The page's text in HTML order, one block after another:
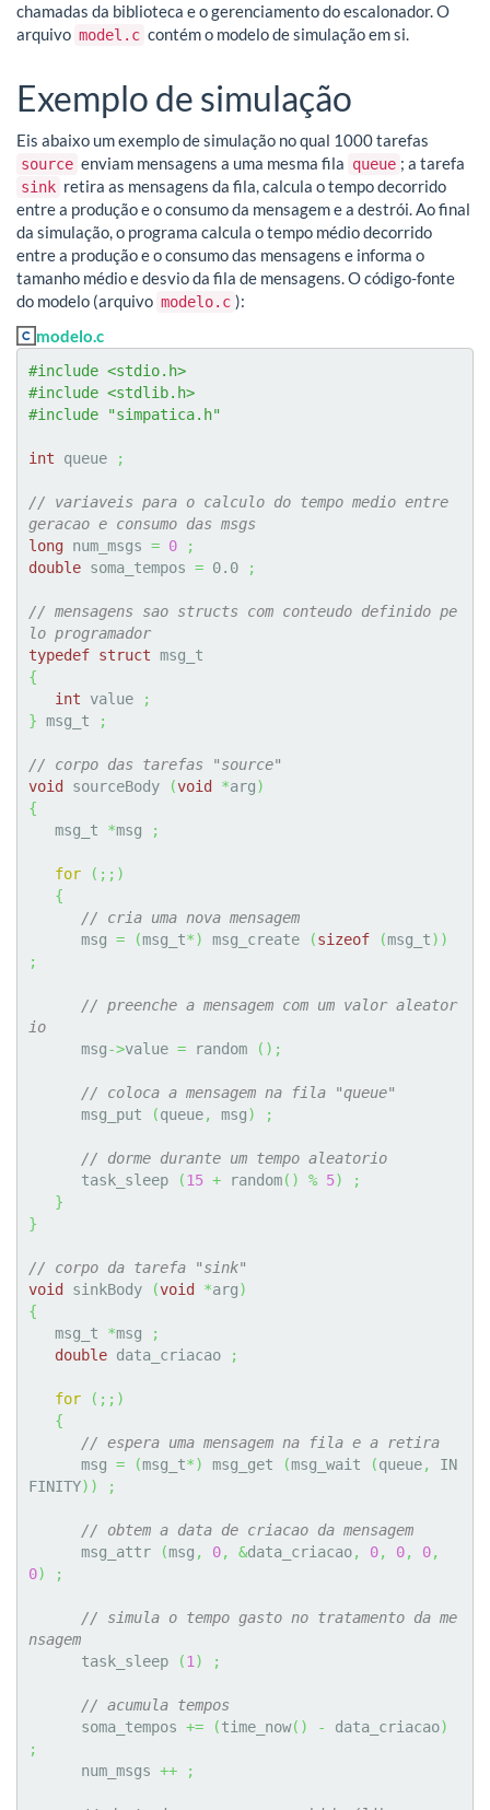
chamadas da biblioteca e o gerenciamento do escalonador. O
arquivo model.c contém o modelo de simulação em si.
Exemplo de simulação
Eis abaixo um exemplo de simulação no qual 1000 tarefas
source enviam mensagens a uma mesma fila queue ; a tarefa
sink retira as mensagens da fila, calcula o tempo decorrido
entre a produção e o consumo da mensagem e a destrói. Ao final
da simulação, o programa calcula o tempo médio decorrido
entre a produção e o consumo das mensagens e informa o
tamanho médio e desvio da fila de mensagens. O código-fonte
do modelo (arquivo modelo.c ):
modelo.c
#include <stdio.h>
#include <stdlib.h>
#include "simpatica.h"
int queue ;
// variaveis para o calculo do tempo medio entre
geracao e consumo das msgs
long num_msgs = 0
;
double soma_tempos = 0.0 ;
// mensagens sao structs com conteudo definido pe
lo programador
typedef struct
{
int value
;
} msg_t ;
// corpo das tarefas "source"
void
sourceBody (void *arg)
{
   msg_t
*msg ;
for ( ;; )
{
// cria uma nova mensagem
      msg
= (msg_t*) msg_create (sizeof (msg_t) )
;
// preenche a mensagem com um valor aleator
io
      msg
->value = random ( ) ;
// coloca a mensagem na fila "queue"
      msg_put
(queue, msg) ;
// dorme durante um tempo aleatorio
      task_sleep
(15 + random( ) % 5)
;
}
}
// corpo da tarefa "sink"
void
sinkBody (void *arg)
{
   msg_t
*msg
;
double data_criacao ;
for ( ;; )
{
// espera uma mensagem na fila e a retira
      msg
= (msg_t*) msg_get (msg_wait (queue,
IN
FINITY) ) ;
// obtem a data de criacao da mensagem
      msg_attr
(msg , 0, &data_criacao, 0, 0, 0,
0) ;
// simula o tempo gasto no tratamento da me
nsagem
      task_sleep
(1 ) ;
// acumula tempos
      soma_tempos
+= (time_now( ) - data_criacao)
;
      num_msgs
++ ;